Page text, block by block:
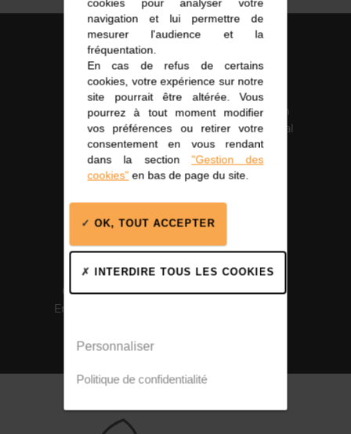
Fabrication
française
Certification
Santé Médical
ISO 13485
Certification
Environnement
Solutions
navigation et lui permettre de
mesurer l'audience et la
fréquentation.
En cas de refus de certains
cookies, votre expérience sur notre
site pourrait être altérée. Vous
pourrez à tout moment modifier
vos préférences ou retirer votre
consentement en vous rendant
dans la section"Gestion des
cookies"en bas de page du site.
OK, TOUT ACCEPTER
INTERDIRE TOUS LES COOKIES
Personnaliser
Politique de confidentialité